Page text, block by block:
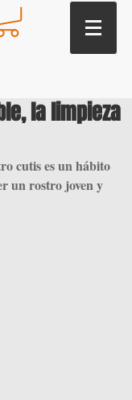
la limpieza
cutis es un hábito
un rostro joven y